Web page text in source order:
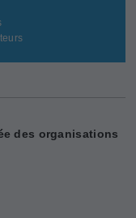
des organisations